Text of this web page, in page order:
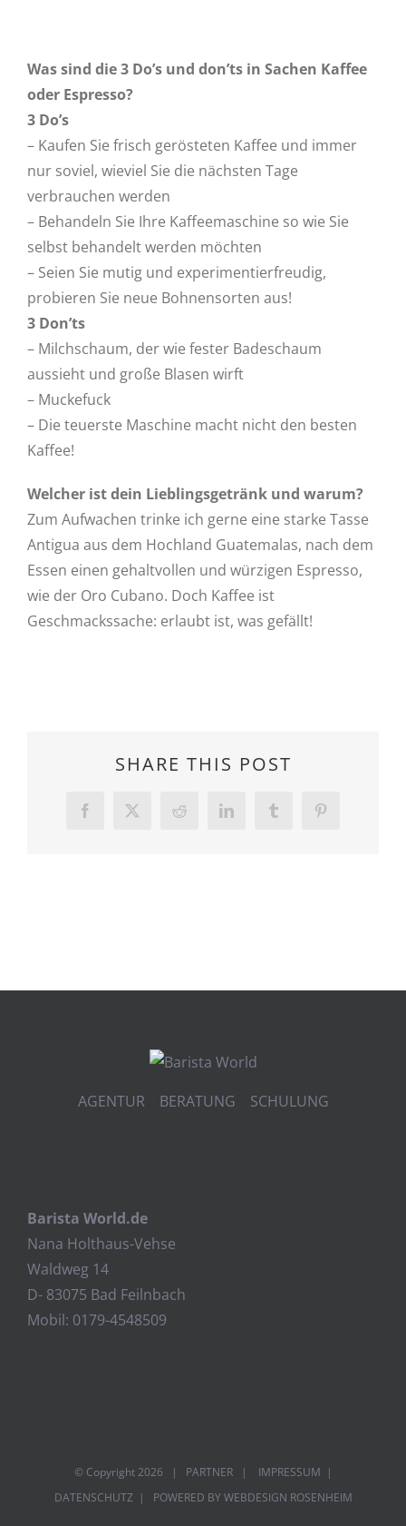
Was sind die 3 Do’s und don’ts in Sachen Kaffee
oder Espresso?
3 Do’s
– Kaufen Sie frisch gerösteten Kaffee und immer
nur soviel, wieviel Sie die nächsten Tage
verbrauchen werden
– Behandeln Sie Ihre Kaffeemaschine so wie Sie
selbst behandelt werden möchten
– Seien Sie mutig und experimentierfreudig,
probieren Sie neue Bohnensorten aus!
3 Don’ts
– Milchschaum, der wie fester Badeschaum
aussieht und große Blasen wirft
– Muckefuck
– Die teuerste Maschine macht nicht den besten
Kaffee!
Welcher ist dein Lieblingsgetränk und warum?
Zum Aufwachen trinke ich gerne eine starke Tasse
Antigua aus dem Hochland Guatemalas, nach dem
Essen einen gehaltvollen und würzigen Espresso,
wie der Oro Cubano. Doch Kaffee ist
Geschmackssache: erlaubt ist, was gefällt!
SHARE THIS POST
FacebookTwitter Reddit LinkedInTumblr Pinterest
AGENTUR BERATUNG SCHULUNG
Barista World.de
Nana Holthaus-Vehse
Waldweg 14
D- 83075 Bad Feilnbach
Mobil: 0179-4548509
© Copyright2026 | PARTNER| IMPRESSUM |
DATENSCHUTZ| POWERED BYWEBDESIGN ROSENHEIM